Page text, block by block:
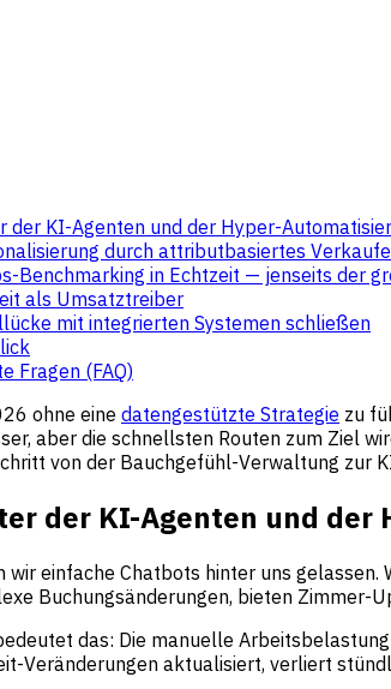
der KI-Agenten und der Hyper-
durch attributbasiertes
Benchmarking in Echtzeit — jenseits der
als Umsatztreiber
mit integrierten Systemen schließen
Fragen (FAQ)
ohne eine datengestützte Strategie zu
aber die schnellsten Routen zum Ziel
von der Bauchgefühl-Verwaltung zur
der KI-Agenten und der
einfache Chatbots hinter uns gelassen.
Buchungsänderungen, bieten Zimmer-
das: Die manuelle
Veränderungen aktualisiert, verliert